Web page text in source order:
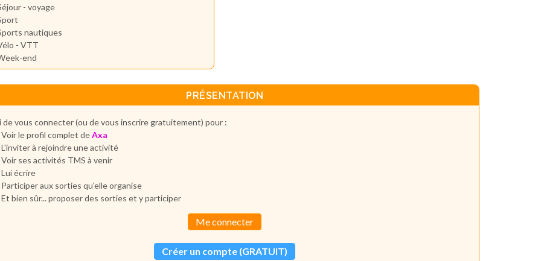
- voyage
nautiques
- VTT
end
PRÉSENTATION
de vous connecter (ou de vous inscrire gratuitement) pour :
Voir le profil complet deAxa
L'inviter à rejoindre une activité
Voir ses activités TMS à venir
Lui écrire
Participer aux sorties qu'elle organise
Et bien sûr... proposer des sorties et y participer
Me connecter
Créer un compte (GRATUIT)